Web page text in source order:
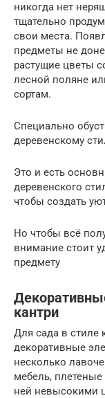
никогда нет
тщательно
свои места.
предметы не
растущие цветы
лесной поляне
сортам.
Специально
деревенскому
Это и есть
деревенского
чтобы создать
Но чтобы всё
внимание стоит
предмету
кантри
Для сада в стиле
декоративные
несколько
мебель,
ней невысокими